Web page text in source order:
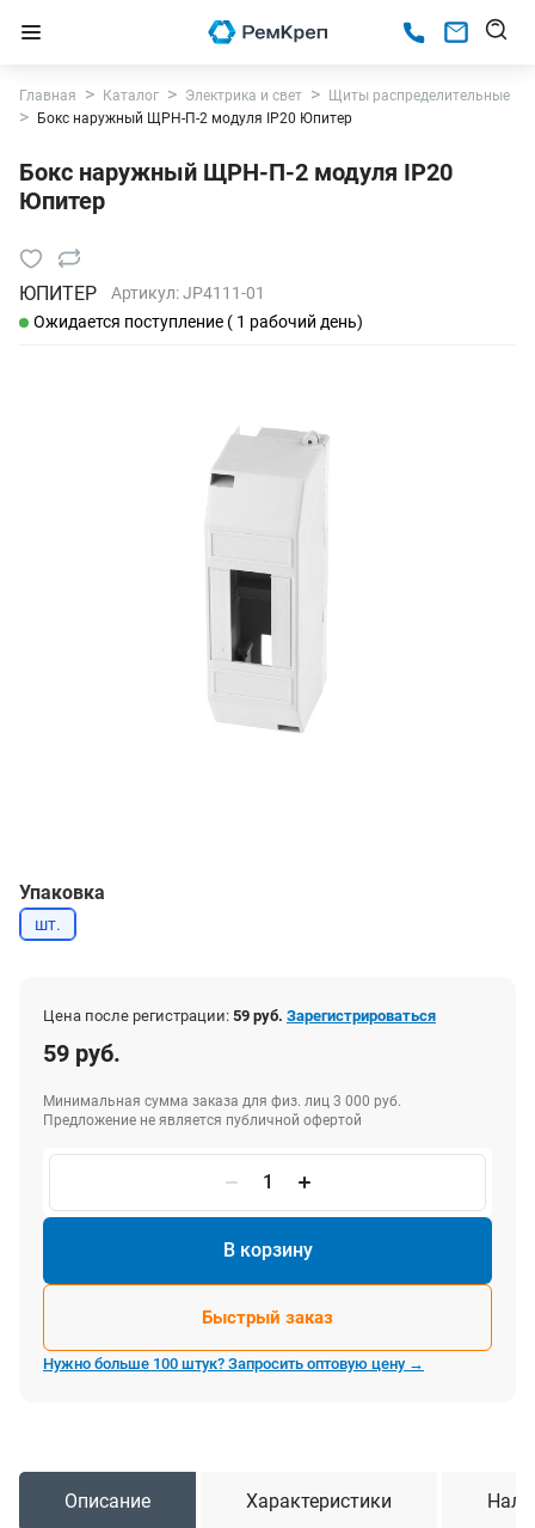
Главная Каталог Электрика и свет
Щиты распределительные
Бокс наружный ЩРН-П-2 модуля IP20 Юпитер
Бокс наружный ЩРН-П-2 модуля IP20
Юпитер
ЮПИТЕР Артикул:JP4111-01
Ожидается поступление ( 1 рабочий день)
Упаковка
шт.
Цена после регистрации: 59 руб. Зарегистрироваться
59 руб.
Минимальная сумма заказа для физ. лиц 3 000 руб.
Предложение не является публичной офертой
В корзину
Быстрый заказ
Нужно больше 100 штук? Запросить оптовую цену →
Описание Характеристики